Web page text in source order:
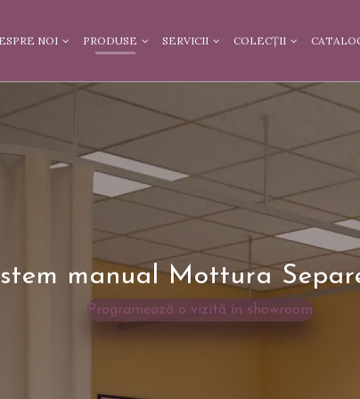
NOI PRODUSE SERVICII COLECȚII
manual Mottura
Programează o vizită în showroom